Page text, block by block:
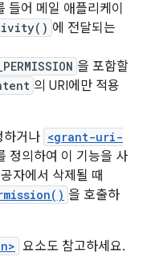
들어 메일 애플리케이
에 전달되는
을 포함할
의 URI에만 적용
하거나 <grant-uri-
정의하여 이 기능을 사
자에서 삭제될 때
을 호출하
요소도 참고하세요.